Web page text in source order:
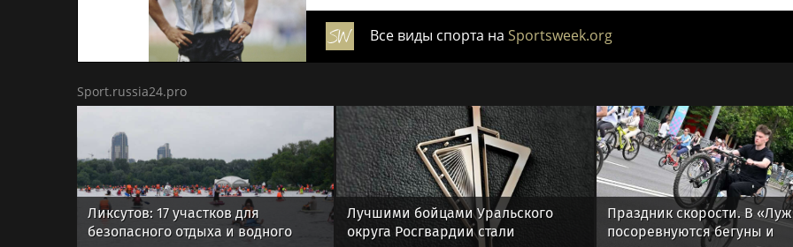
Все виды спорта на Sportsweek.org
Sport.russia24.pro
Ликсутов: 17 участков для
безопасного отдыха и водного
Лучшими бойцами Уральского
округа Росгвардии стали
Праздник скорости. В
посоревнуются бегуны и